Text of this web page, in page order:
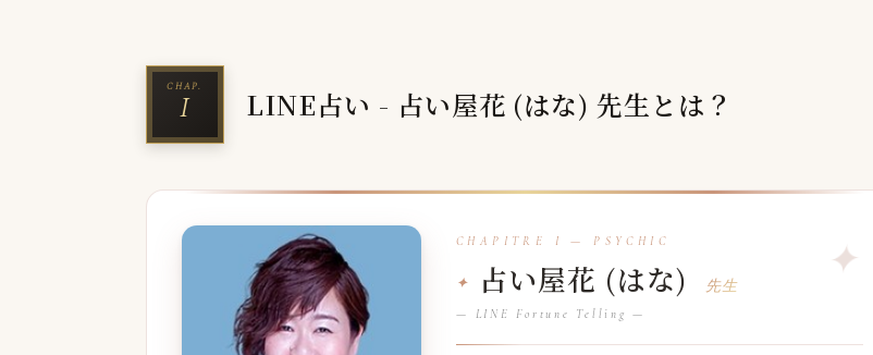
LINE占い - 占い屋花 (はな) 先生とは？
占い屋花 (はな) 先生
— LINE Fortune Telling —